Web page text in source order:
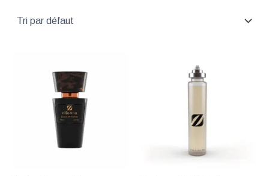
prix :
€ 1,50
à
€ 57,00